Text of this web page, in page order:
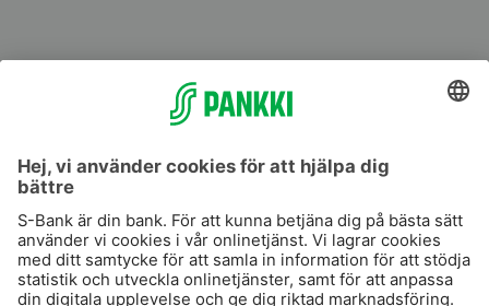
S-Prime